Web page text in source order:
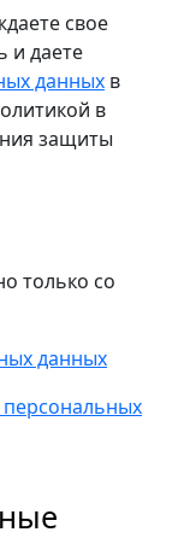
свое
и даете
данных в
в
защиты
только со
данных